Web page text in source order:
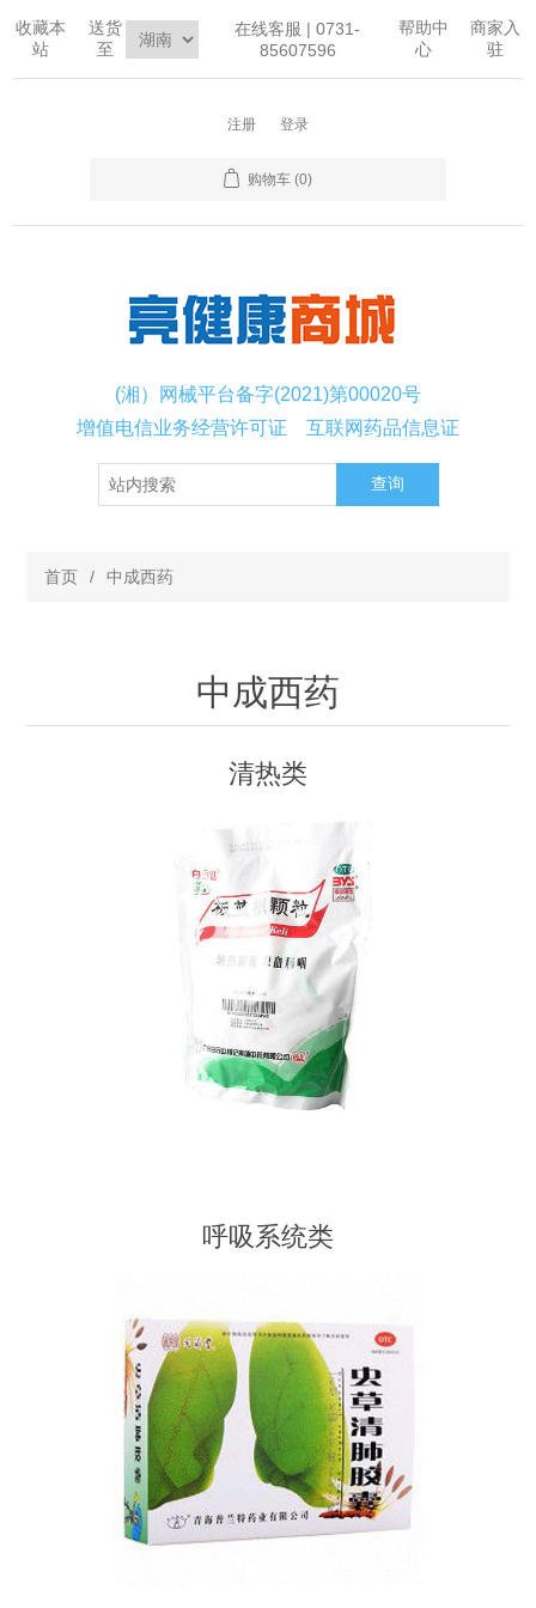
收藏本
站
送货
至
在线客服 | 0731-
85607596
帮助中
心
商家入
驻
注册 登录
购物车 (0)
(湘）网械平台备字(2021)第00020号
增值电信业务经营许可证
互联网药品信息证
首页 / 中成西药
中成西药
清热类
呼吸系统类